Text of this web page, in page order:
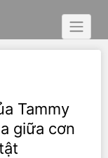
Tammy
giữa cơn